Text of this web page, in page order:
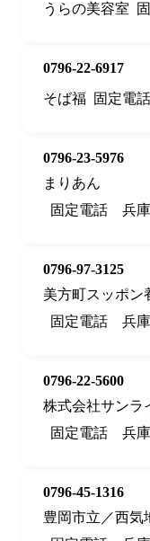
うらの美容室
0796-22-6917
そば福 固定電話
0796-23-5976
まりあん
固定電話
兵
0796-97-3125
美方町スッポン
固定電話
兵
0796-22-5600
株式会社サンラ
固定電話
兵
0796-45-1316
豊岡市立／西気